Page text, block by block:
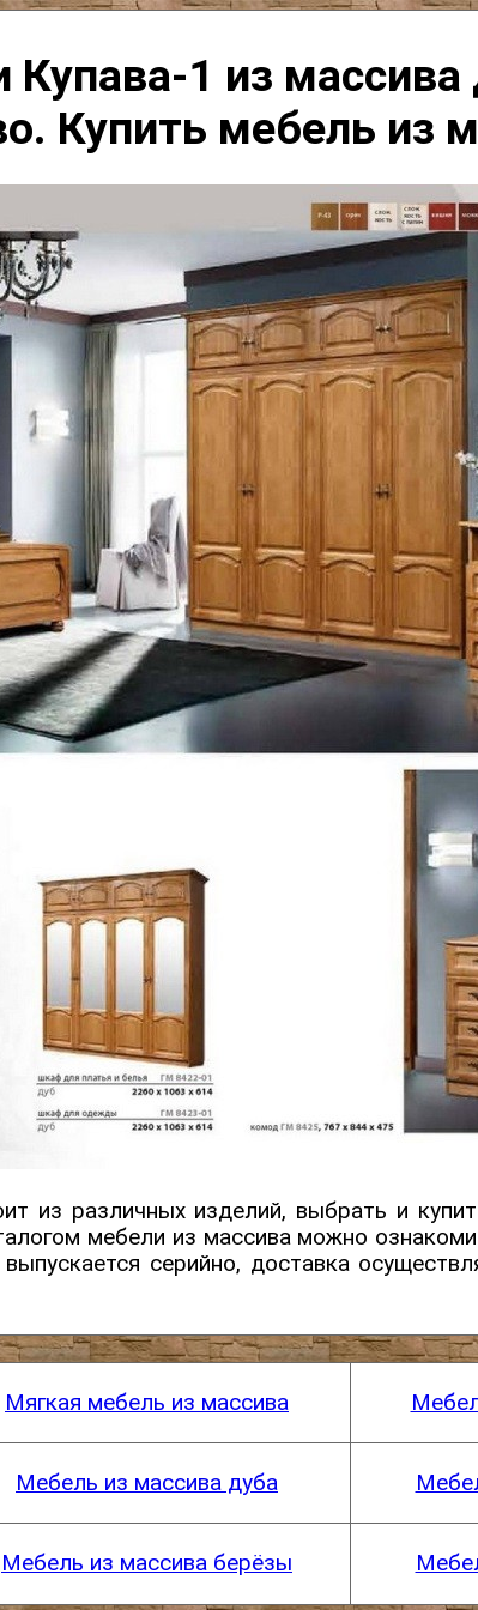
1 из массива
Купить мебель из
из различных изделий, выбрать и
мебели из массива можно
серийно, доставка
Мягкая мебель из массива
Мебель из массива дуба
Мебель из массива берёзы